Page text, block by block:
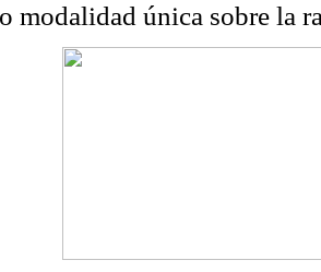
modalidad única sobre la